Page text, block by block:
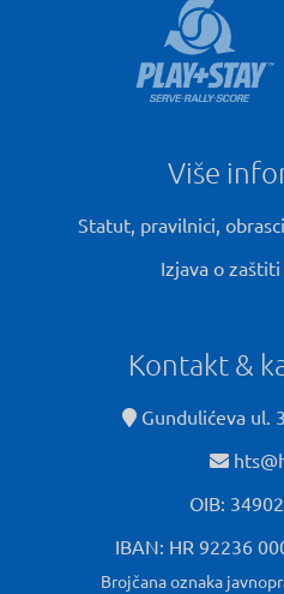
Više
Statut, pravilnici,
Izjava o
Kontakt &
Gundulićeva ul.
OIB:
IBAN: HR 92236
Brojčana oznaka